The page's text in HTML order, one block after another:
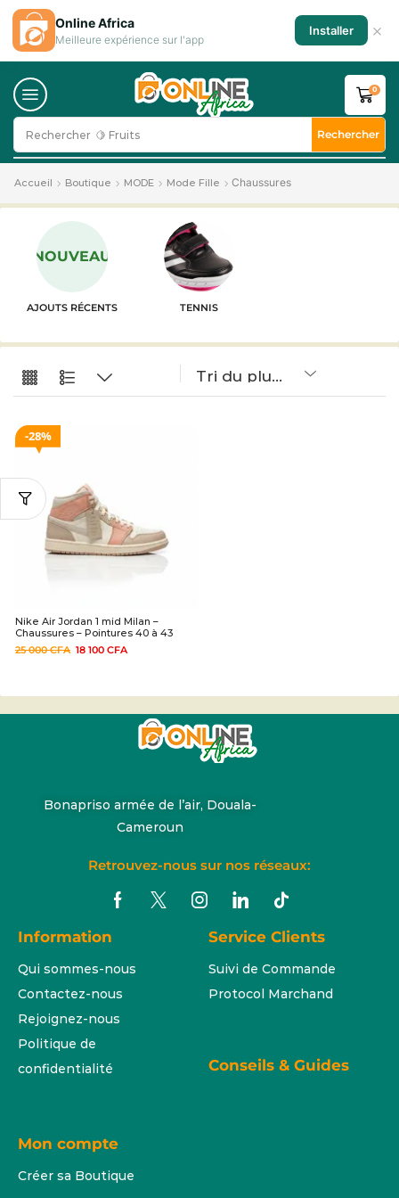
Rechercher 🍋 Fruits Rechercher
0
Accueil Boutique MODE Mode Fille Chaussures
NOUVEAU
AJOUTS RÉCENTS TENNIS
28%
Nike Air Jordan 1 mid Milan –
Chaussures – Pointures 40 à 43
25 000CFA 18 100 CFA
Bonapriso armée de l’air, Douala-
Cameroun
Retrouvez-nous sur nos réseaux:
Information
Qui sommes-nous
Contactez-nous
Rejoignez-nous
Politique de
confidentialité
Service Clients
Suivi de Commande
Protocol Marchand
Conseils & Guides
Mon compte
Créer sa Boutique
Online Africa
Meilleure expérience sur l'app
Installer ×